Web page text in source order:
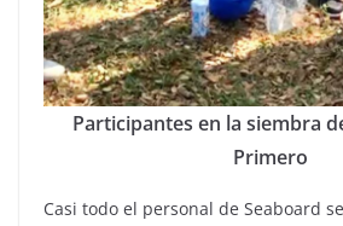
Participantes en la siembra
Primero
Casi todo el personal de Seaboard